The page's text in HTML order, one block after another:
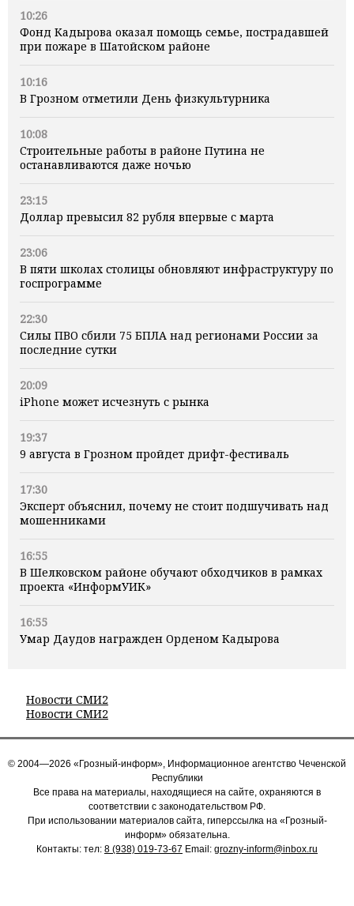
10:26
Фонд Кадырова оказал помощь семье, пострадавшей
при пожаре в Шатойском районе
10:16
В Грозном отметили День физкультурника
10:08
Строительные работы в районе Путина не
останавливаются даже ночью
23:15
Доллар превысил 82 рубля впервые с марта
23:06
В пяти школах столицы обновляют инфраструктуру по
госпрограмме
22:30
Силы ПВО сбили 75 БПЛА над регионами России за
последние сутки
20:09
iPhone может исчезнуть с рынка
19:37
9 августа в Грозном пройдет дрифт-фестиваль
17:30
Эксперт объяснил, почему не стоит подшучивать над
мошенниками
16:55
В Шелковском районе обучают обходчиков в рамках
проекта «ИнформУИК»
16:55
Умар Даудов награжден Орденом Кадырова
Новости СМИ2
Новости СМИ2
© 2004—2026 «Грозный-информ», Информационное агентство Чеченской
Республики
Все права на материалы, находящиеся на сайте, охраняются в
соответствии с законодательством РФ.
При использовании материалов сайта, гиперссылка на «Грозный-
информ» обязательна.
Контакты: тел: 8 (938) 019-73-67 Email: grozny-inform@inbox.ru